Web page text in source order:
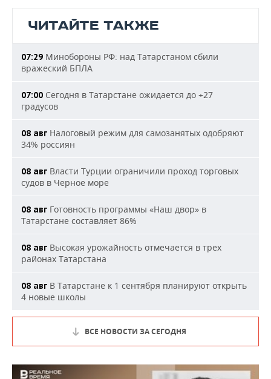
ЧИТАЙТЕ ТАКЖЕ
07:29 Минобороны РФ: над Татарстаном сбили
вражеский БПЛА
07:00 Сегодня в Татарстане ожидается до +27
градусов
08 авг Налоговый режим для самозанятых одобряют
34% россиян
08 авг Власти Турции ограничили проход торговых
судов в Черное море
08 авг Готовность программы «Наш двор» в
Татарстане составляет 86%
08 авг Высокая урожайность отмечается в трех
районах Татарстана
08 авг В Татарстане к 1 сентября планируют открыть
4 новые школы
ВСЕ НОВОСТИ ЗА СЕГОДНЯ